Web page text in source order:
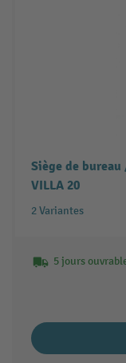
Siège de
VILLA 20
2 Variantes
5 jours